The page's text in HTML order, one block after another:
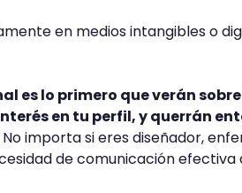
en medios intangibles o
es lo primero que verán
en tu perfil, y querrán
No importa si eres diseñador,
de comunicación efectiva